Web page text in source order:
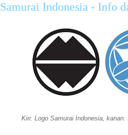
Samurai Indonesia - Info
Kiri: Logo Samurai Indonesia,